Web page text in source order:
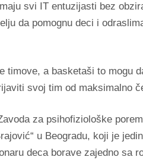
svi IT entuzijasti bez
da pomognu deci i
timove, a basketaši to mogu
svoj tim od maksimalno
za psihofiziološke
u Beogradu, koji je
deca borave zajedno sa